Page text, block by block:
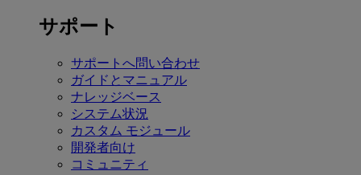
サポート
サポートへ問い合わせ
ガイドとマニュアル
ナレッジベース
システム状況
カスタム モジュール
開発者向け
コミュニティ